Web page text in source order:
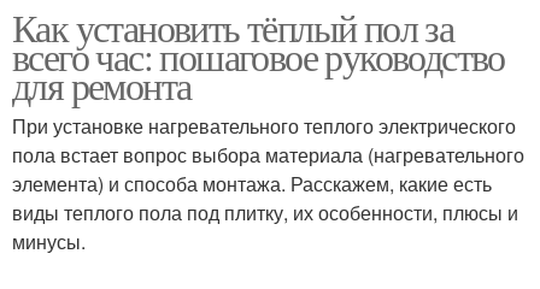
Как установить тёплый пол за
всего час: пошаговое руководство
для ремонта
При установке нагревательного теплого электрического
пола встает вопрос выбора материала (нагревательного
элемента) и способа монтажа. Расскажем, какие есть
виды теплого пола под плитку, их особенности, плюсы и
минусы.